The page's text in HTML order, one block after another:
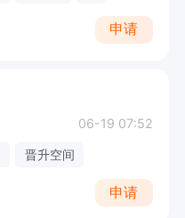
申请
06-19 07:52
晋升空间
申请